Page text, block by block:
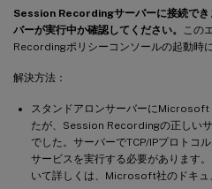
Session Recordingサーバーに接続で
バーが実行中か確認してください。
この
Recordingポリシーコンソールの起動時
解決方法：
スタンドアロンサーバーにMicrosoft
たが、Session Recordingの正しい
でした。サーバーでTCP/IPプロトコ
サービスを実行する必要があります
いて詳しくは、Microsoft社のドキュ